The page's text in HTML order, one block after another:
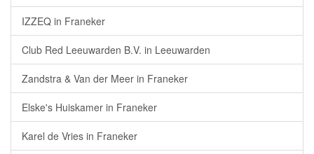
IZZEQ in Franeker
Club Red Leeuwarden B.V. in Leeuwarden
Zandstra & Van der Meer in Franeker
Elske's Huiskamer in Franeker
Karel de Vries in Franeker